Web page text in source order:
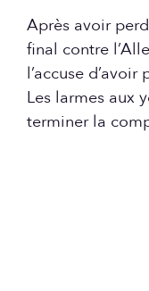
Après avoir
final contre
l’accuse
Les larmes aux
terminer la